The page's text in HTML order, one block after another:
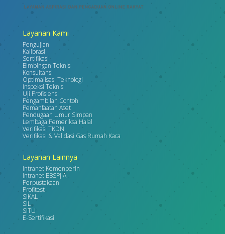
Layanan Kami
Pengujian
Kalibrasi
Sertifikasi
Bimbingan Teknis
Konsultansi
Optimalisasi Teknologi
Inspeksi Teknis
Uji Profisiensi
Pengambilan Contoh
Pemanfaatan Aset
Pendugaan Umur Simpan
Lembaga Pemeriksa Halal
Verifikasi TKDN
Verifikasi & Validasi Gas Rumah Kaca
Layanan Lainnya
Intranet Kemenperin
Intranet BBSPJIA
Perpustakaan
Profitest
SIKAL
SIL
SITU
E-Sertifikasi